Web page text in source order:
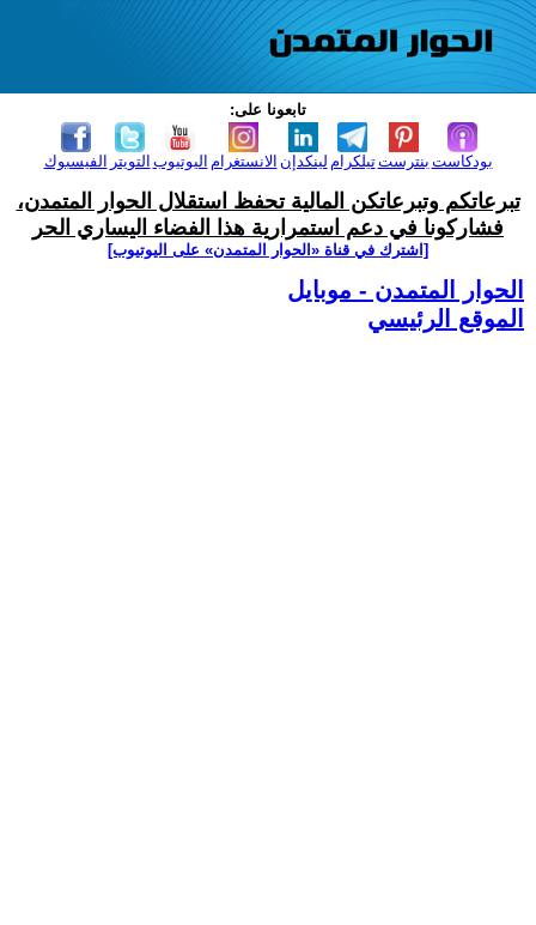
تابعونا على:
الفيسبوك التويتر اليوتيوب الانستغرام لينكدإن تيلكرامبنترست بودكاست
تبرعاتكم وتبرعاتكن المالية تحفظ استقلال الحوار المتمدن،
فشاركونا في دعم استمرارية هذا الفضاء اليساري الحر
[اشترك في قناة ‫«الحوار المتمدن» على اليوتيوب]
الحوار المتمدن - موبايل
الموقع الرئيسي